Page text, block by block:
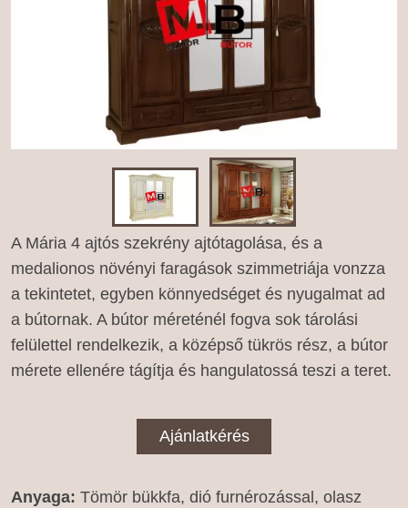
A Mária 4 ajtós szekrény ajtótagolása, és a
medalionos növényi faragások szimmetriája vonzza
a tekintetet, egyben könnyedséget és nyugalmat ad
a bútornak. A bútor méreténél fogva sok tárolási
felülettel rendelkezik, a középső tükrös rész, a bútor
mérete ellenére tágítja és hangulatossá teszi a teret.
Ajánlatkérés
Anyaga: Tömör bükkfa, dió furnérozással, olasz